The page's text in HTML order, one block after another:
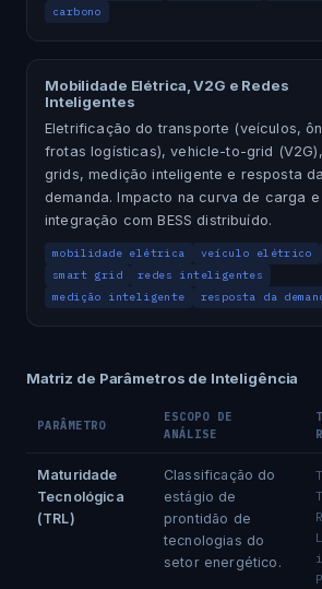
carbono
Mobilidade Elétrica, V2G e Redes
Inteligentes
Eletrificação do transporte (veículos,
frotas logísticas), vehicle-to-grid
grids, medição inteligente e resposta da
demanda. Impacto na curva de carga e
integração com BESS distribuído.
mobilidade elétrica veículo elétrico
smart grid
redes inteligentes
medição inteligente
resposta da
Matriz de Parâmetros de Inteligência
PARÂMETRO
ESCOPO DE
ANÁLISE
Maturidade
Tecnológica
(TRL)
Classificação do
estágio de
prontidão de
tecnologias do
setor energético.